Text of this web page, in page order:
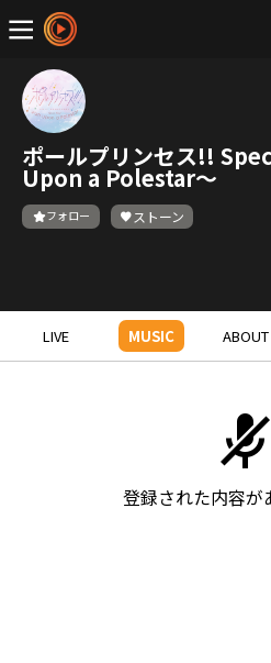
ポールプリンセス!!
Upon a Polestar～
フォロー ストーン
LIVE MUSIC ABOUT
登録された内容が